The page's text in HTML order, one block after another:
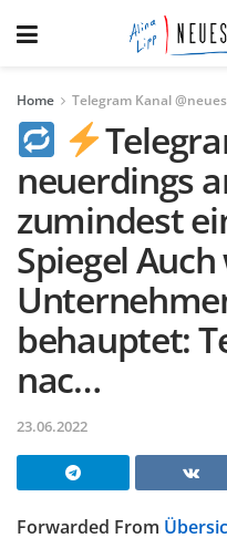
Home Telegram Kanal
neuerdings
zumindest
Spiegel
behauptet:
nac…
23.06.2022
Forwarded From